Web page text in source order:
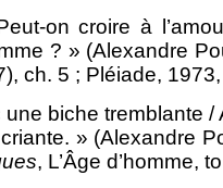
on croire à
? » (Alexandre
ch. 5 ; Pléiade,
une biche tremblante
» (Alexandre
, L’Âge d’homme,